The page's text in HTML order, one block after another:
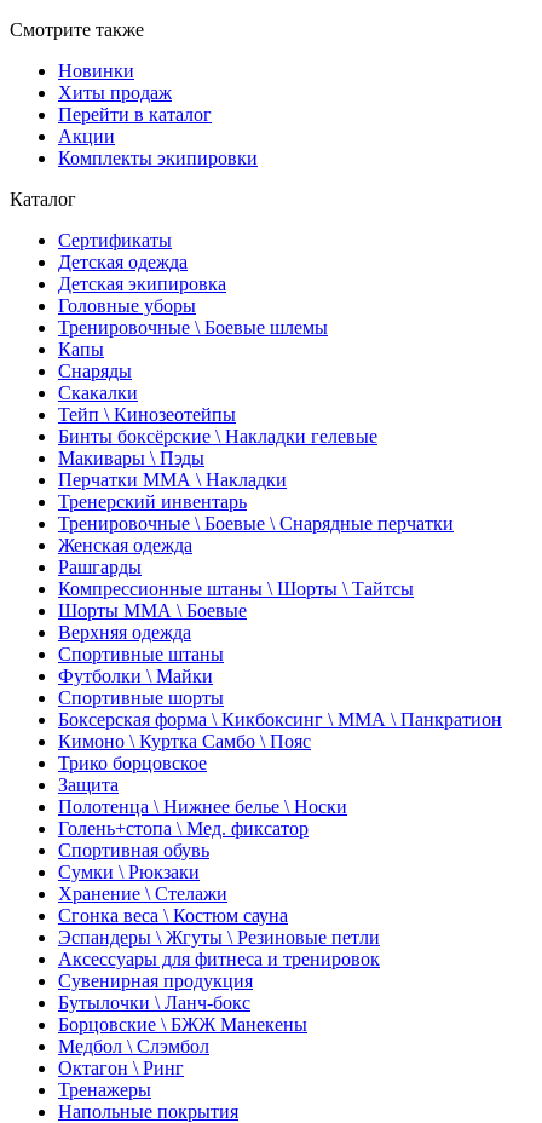
Смотрите также
Новинки
Хиты продаж
Перейти в каталог
Акции
Комплекты экипировки
Каталог
Сертификаты
Детская одежда
Детская экипировка
Головные уборы
Тренировочные \ Боевые шлемы
Капы
Снаряды
Скакалки
Тейп \ Кинозеотейпы
Бинты боксёрские \ Накладки гелевые
Макивары \ Пэды
Перчатки ММА \ Накладки
Тренерский инвентарь
Тренировочные \ Боевые \ Снарядные перчатки
Женская одежда
Рашгарды
Компрессионные штаны \ Шорты \ Тайтсы
Шорты ММА \ Боевые
Верхняя одежда
Спортивные штаны
Футболки \ Майки
Спортивные шорты
Боксерская форма \ Кикбоксинг \ ММА \ Панкратион
Кимоно \ Куртка Самбо \ Пояс
Трико борцовское
Защита
Полотенца \ Нижнее белье \ Носки
Голень+стопа \ Мед. фиксатор
Спортивная обувь
Сумки \ Рюкзаки
Хранение \ Стелажи
Сгонка веса \ Костюм сауна
Эспандеры \ Жгуты \ Резиновые петли
Аксессуары для фитнеса и тренировок
Сувенирная продукция
Бутылочки \ Ланч-бокс
Борцовские \ БЖЖ Манекены
Медбол \ Слэмбол
Октагон \ Ринг
Тренажеры
Напольные покрытия